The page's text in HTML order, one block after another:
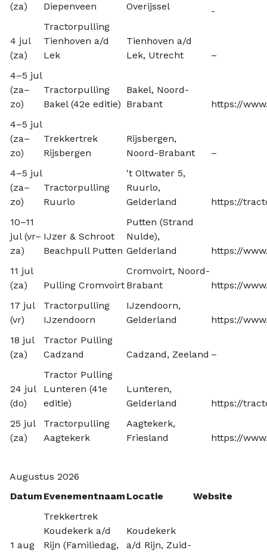
(za)
Diepenveen
Overijssel
-
4 jul
(za)
Tractorpulling
Tienhoven a/d
Lek
Tienhoven a/d
Lek, Utrecht
–
4–5 jul
(za–
zo)
Tractorpulling
Bakel (42e editie)
Bakel, Noord-
Brabant
https://
4–5 jul
(za–
zo)
Trekkertrek
Rijsbergen
Rijsbergen,
Noord-Brabant
–
4–5 jul
(za–
zo)
Tractorpulling
Ruurlo
't Oltwater 5,
Ruurlo,
Gelderland
https://
10–11
jul (vr–
za)
IJzer & Schroot
Beachpull Putten
Putten (Strand
Nulde),
Gelderland
https://
11 jul
(za)
Pulling Cromvoirt
Cromvoirt, Noord-
Brabant
https://
17 jul
(vr)
Tractorpulling
IJzendoorn
IJzendoorn,
Gelderland
https://
18 jul
(za)
Tractor Pulling
Cadzand
Cadzand, Zeeland –
24 jul
(do)
Tractor Pulling
Lunteren (41e
editie)
Lunteren,
Gelderland
https://
25 jul
(za)
Tractorpulling
Aagtekerk
Aagtekerk,
Friesland
https://
Augustus 2026
Datum Evenementnaam Locatie Website
1 aug
Trekkertrek
Koudekerk a/d
Rijn (Familiedag,
Koudekerk
a/d Rijn, Zuid-